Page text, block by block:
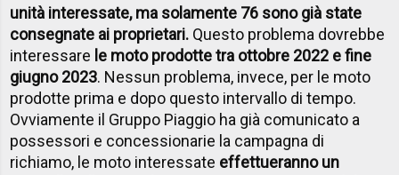
unità interessate, ma solamente 76 sono già state
consegnate ai proprietari. Questo problema dovrebbe
interessare le moto prodotte tra ottobre 2022 e fine
giugno 2023. Nessun problema, invece, per le moto
prodotte prima e dopo questo intervallo di tempo.
Ovviamente il Gruppo Piaggio ha già comunicato a
possessori e concessionarie la campagna di
richiamo, le moto interessate effettueranno un